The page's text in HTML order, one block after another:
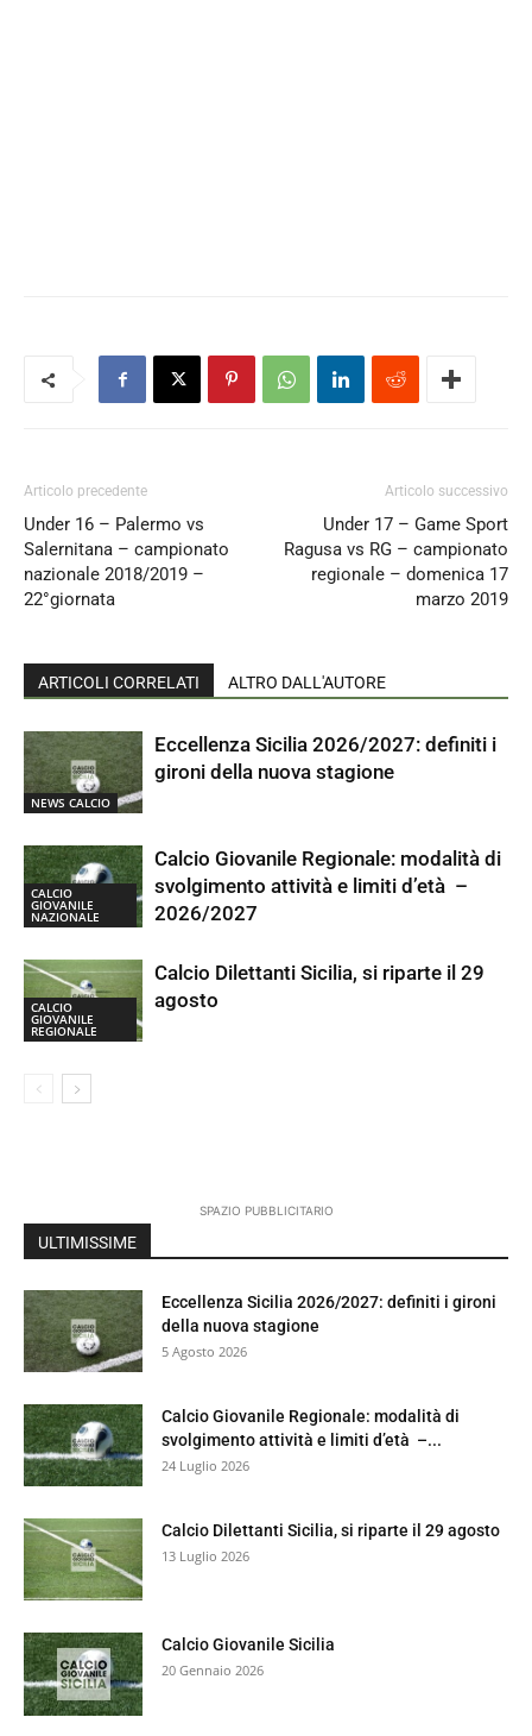
Articolo precedente
Under 16 – Palermo vs
Salernitana – campionato
nazionale 2018/2019 –
22°giornata
Articolo successivo
Under 17 – Game Sport
Ragusa vs RG – campionato
regionale – domenica 17
marzo 2019
ARTICOLI CORRELATI ALTRO DALL'AUTORE
NEWS CALCIO
Eccellenza Sicilia 2026/2027: definiti i
gironi della nuova stagione
CALCIO
GIOVANILE
NAZIONALE
Calcio Giovanile Regionale: modalità di
svolgimento attività e limiti d’età –
2026/2027
CALCIO
GIOVANILE
REGIONALE
Calcio Dilettanti Sicilia, si riparte il 29
agosto
SPAZIO PUBBLICITARIO
ULTIMISSIME
Eccellenza Sicilia 2026/2027: definiti i gironi
della nuova stagione
5 Agosto 2026
Calcio Giovanile Regionale: modalità di
svolgimento attività e limiti d’età –...
24 Luglio 2026
Calcio Dilettanti Sicilia, si riparte il 29 agosto
13 Luglio 2026
Calcio Giovanile Sicilia
20 Gennaio 2026